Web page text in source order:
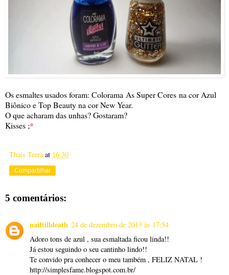
Os esmaltes usados foram: Colorama As Super Cores na cor Azul
Biônico e Top Beauty na cor New Year.
O que acharam das unhas? Gostaram?
Kisses ;*
Thais Terra at 16:30
Compartilhar
5 comentários:
naiftilldeath 24 de dezembro de 2013 às 17:54
Adoro tons de azul , sua esmaltada ficou linda!!
Já estou seguindo o seu cantinho lindo!!
Te convido pra conhecer o meu também , FELIZ NATAL !
http://simplesfame.blogspot.com.br/